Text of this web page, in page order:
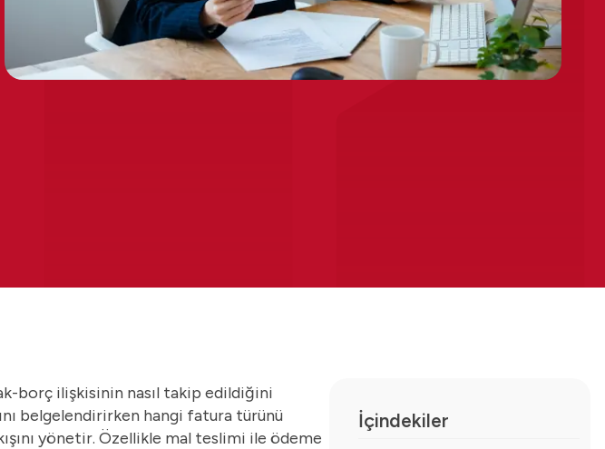
borç ilişkisinin nasıl takip edildiğini
belgelendirirken hangi fatura türünü
yönetir. Özellikle mal teslimi ile ödeme
İçindekiler